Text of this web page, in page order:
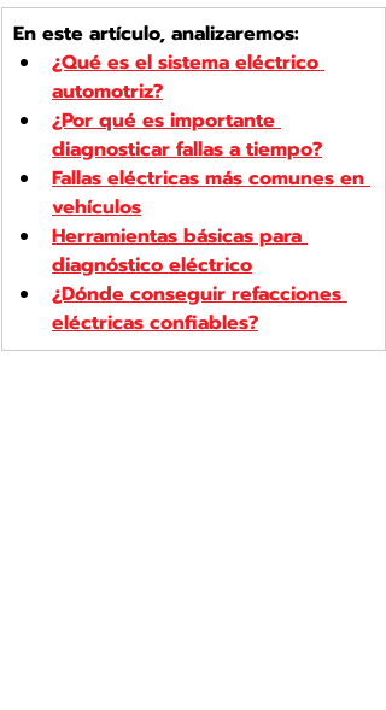
En este artículo, analizaremos:
¿Qué es el sistema eléctrico
automotriz?
¿Por qué es importante
diagnosticar fallas a tiempo?
Fallas eléctricas más comunes en
vehículos
Herramientas básicas para
diagnóstico eléctrico
¿Dónde conseguir refacciones
eléctricas confiables?